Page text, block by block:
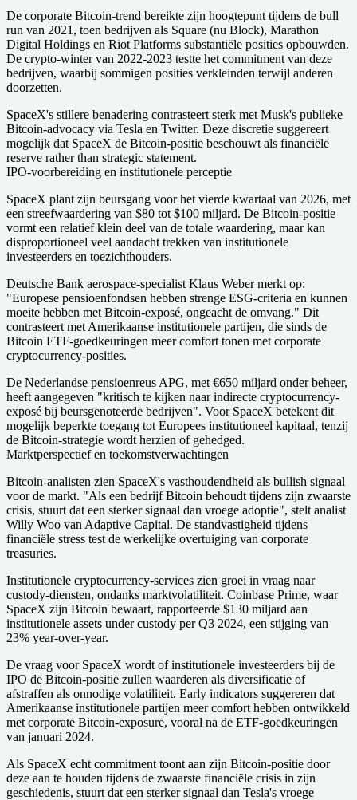
De corporate Bitcoin-trend bereikte zijn hoogtepunt tijdens de bull
run van 2021, toen bedrijven als Square (nu Block), Marathon
Digital Holdings en Riot Platforms substantiële posities opbouwden.
De crypto-winter van 2022-2023 testte het commitment van deze
bedrijven, waarbij sommigen posities verkleinden terwijl anderen
doorzetten.
SpaceX's stillere benadering contrasteert sterk met Musk's publieke
Bitcoin-advocacy via Tesla en Twitter. Deze discretie suggereert
mogelijk dat SpaceX de Bitcoin-positie beschouwt als financiële
reserve rather than strategic statement.
IPO-voorbereiding en institutionele perceptie
SpaceX plant zijn beursgang voor het vierde kwartaal van 2026, met
een streefwaardering van $80 tot $100 miljard. De Bitcoin-positie
vormt een relatief klein deel van de totale waardering, maar kan
disproportioneel veel aandacht trekken van institutionele
investeerders en toezichthouders.
Deutsche Bank aerospace-specialist Klaus Weber merkt op:
"Europese pensioenfondsen hebben strenge ESG-criteria en kunnen
moeite hebben met Bitcoin-exposé, ongeacht de omvang." Dit
contrasteert met Amerikaanse institutionele partijen, die sinds de
Bitcoin ETF-goedkeuringen meer comfort tonen met corporate
cryptocurrency-posities.
De Nederlandse pensioenreus APG, met €650 miljard onder beheer,
heeft aangegeven "kritisch te kijken naar indirecte cryptocurrency-
exposé bij beursgenoteerde bedrijven". Voor SpaceX betekent dit
mogelijk beperkte toegang tot Europees institutioneel kapitaal, tenzij
de Bitcoin-strategie wordt herzien of gehedged.
Marktperspectief en toekomstverwachtingen
Bitcoin-analisten zien SpaceX's vasthoudendheid als bullish signaal
voor de markt. "Als een bedrijf Bitcoin behoudt tijdens zijn zwaarste
crisis, stuurt dat een sterker signaal dan vroege adoptie", stelt analist
Willy Woo van Adaptive Capital. De standvastigheid tijdens
financiële stress test de werkelijke overtuiging van corporate
treasuries.
Institutionele cryptocurrency-services zien groei in vraag naar
custody-diensten, ondanks marktvolatiliteit. Coinbase Prime, waar
SpaceX zijn Bitcoin bewaart, rapporteerde $130 miljard aan
institutionele assets under custody per Q3 2024, een stijging van
23% year-over-year.
De vraag voor SpaceX wordt of institutionele investeerders bij de
IPO de Bitcoin-positie zullen waarderen als diversificatie of
afstraffen als onnodige volatiliteit. Early indicators suggereren dat
Amerikaanse institutionele partijen meer comfort hebben ontwikkeld
met corporate Bitcoin-exposure, vooral na de ETF-goedkeuringen
van januari 2024.
Als SpaceX echt commitment toont aan zijn Bitcoin-positie door
deze aan te houden tijdens de zwaarste financiële crisis in zijn
geschiedenis, stuurt dat een sterker signaal dan Tesla's vroege